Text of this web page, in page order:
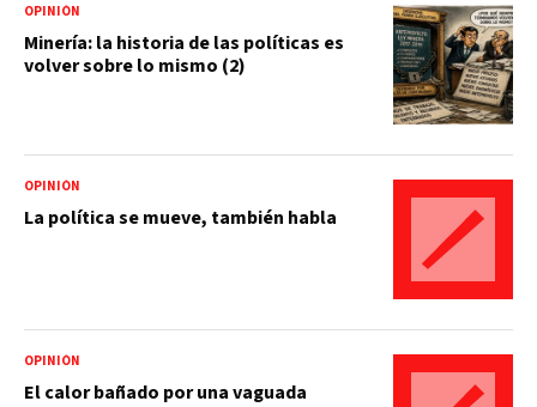
OPINIÓN
Minería: la historia de las políticas es
volver sobre lo mismo (2)
OPINIÓN
La política se mueve, también habla
OPINIÓN
El calor bañado por una vaguada